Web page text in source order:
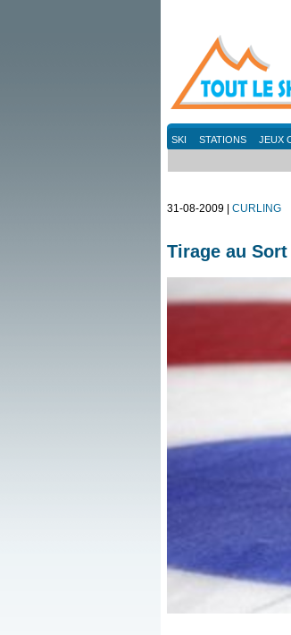
SKI STATIONS JEUX
31-08-2009 | CURLING
Tirage au